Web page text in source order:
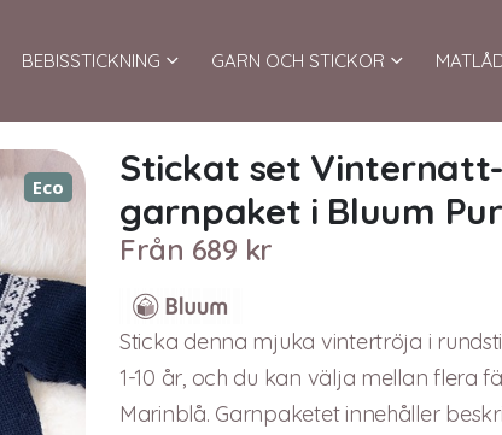
BEBISSTICKNING GARN OCH STICKOR
Eco
Stickat set
garnpaket i Bluum
Från 689 kr
Sticka denna mjuka vintertröja i
1-10 år, och du kan välja mellan flera
Marinblå. Garnpaketet innehåller